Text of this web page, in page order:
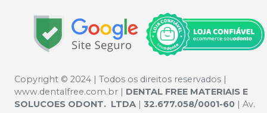
Copyright © 2024 | Todos os direitos reservados |
www.dentalfree.com.br | DENTAL FREE MATERIAIS E
SOLUCOES ODONT. LTDA
32.677.058/0001-60
| Av.